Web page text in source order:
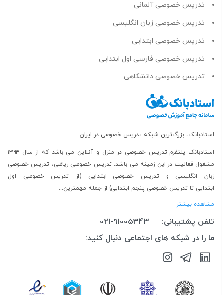
تدریس خصوصی آلمانی
تدریس خصوصی زبان انگلیسی
تدریس خصوصی ابتدایی
تدریس خصوصی فارسی اول ابتدایی
تدریس خصوصی دانشگاهی
استادبانک، بزرگ‌ترین شبکه تدریس خصوصی در ایران
استادبانک پلتفرم تدریس خصوصی در منزل و آنلاین
می باشد که از سال ۱۳۹۴
مشغول فعالیت در این زمینه می باشد.تدریس خصوصی ریاضی، تدریس خصوصی
زبان انگلیسی و تدریس خصوصی ابتدایی (از
تدریس خصوصی اول
ابتدایی تا تدریس خصوصی پنجم ابتدایی) از جمله مهمترین...
مشاهده بیشتر
تلفن پشتیبانی:
021-91005343
ما را در شبکه های اجتماعی دنبال کنید: